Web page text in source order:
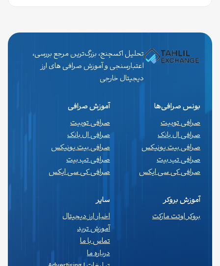
تحلیل اکسچنج، بزرگ‌ترین مرجع بررسی،
اعتبارسنجی و آموزش صرافی های ارز
دیجیتال خارجی
بونس صرافی‌ها
صرافی توبیت
صرافی ال بانک
صرافی بیت یونیکس
صرافی تپ بیت
صرافی کی سی ایکس
آموزش صرافی
صرافی توبیت
صرافی ال بانک
صرافی بیت یونیکس
صرافی تپ بیت
صرافی کی سی ایکس
آموزش بروکر
بروکر اوتت مارکت
سایر
اخبار ارز دیجیتال
آموزش ترید
تماس با ما
درباره ما